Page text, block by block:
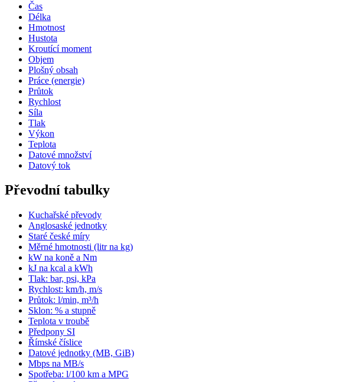
Čas
Délka
Hmotnost
Hustota
Kroutící moment
Objem
Plošný obsah
Práce (energie)
Průtok
Rychlost
Síla
Tlak
Výkon
Teplota
Datové množství
Datový tok
Převodní tabulky
Kuchařské převody
Anglosaské jednotky
Staré české míry
Měrné hmotnosti (litr na kg)
kW na koně a Nm
kJ na kcal a kWh
Tlak: bar, psi, kPa
Rychlost: km/h, m/s
Průtok: l/min, m³/h
Sklon: % a stupně
Teplota v troubě
Předpony SI
Římské číslice
Datové jednotky (MB, GiB)
Mbps na MB/s
Spotřeba: l/100 km a MPG